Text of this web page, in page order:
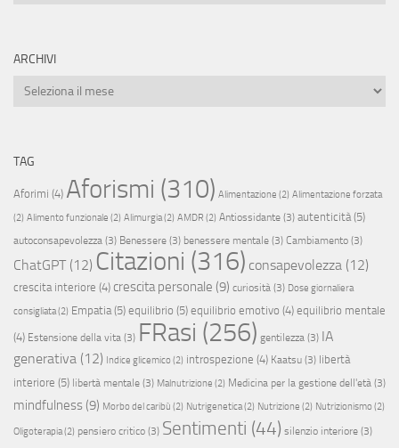
ARCHIVI
Archivi
TAG
Aforimi (4) Aforismi (310) Alimentazione (2) Alimentazione forzata
(2) Alimento funzionale (2) Alimurgia(2) AMDR (2) Antiossidante (3) autenticità(5)
autoconsapevolezza (3) Benessere (3) benessere mentale (3) Cambiamento (3)
ChatGPT(12) Citazioni (316) consapevolezza (12)
crescita interiore (4) crescita personale (9) curiosità (3) Dose giornaliera
consigliata(2) Empatia(5) equilibrio (5) equilibrio emotivo (4) equilibrio mentale
(4) Estensione della vita (3) FRasi (256) gentilezza (3) IA
generativa (12) Indice glicemico (2) introspezione (4) Kaatsu (3) libertà
interiore (5) libertà mentale (3) Malnutrizione (2) Medicina per la gestione dell'età (3)
mindfulness (9) Morbo del caribù (2) Nutrigenetica(2) Nutrizione (2) Nutrizionismo (2)
Oligoterapia(2) pensiero critico (3) Sentimenti (44) silenzio interiore (3)